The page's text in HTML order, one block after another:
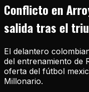
Conflicto en
salida tras el
El delantero
del entrenamiento de
oferta del fútbol
Millonario.